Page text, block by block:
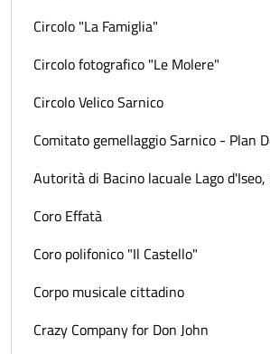
Circolo "La Famiglia"
Circolo fotografico "Le Molere"
Circolo Velico Sarnico
Comitato gemellaggio Sarnico - Plan
Autorità di Bacino lacuale Lago
Coro Effatà
Coro polifonico "Il Castello"
Corpo musicale cittadino
Crazy Company for Don John